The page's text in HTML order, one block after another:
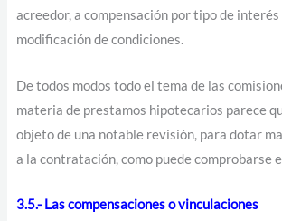
acreedor, a compensación por tipo de
modificación de condiciones.
De todos modos todo el tema de las
materia de prestamos hipotecarios parece
objeto de una notable revisión, para dotar
a la contratación, como puede comprobarse
3.5.- Las compensaciones o vinculaciones